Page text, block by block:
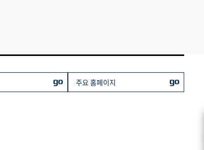
go 주요 홈페이지 go